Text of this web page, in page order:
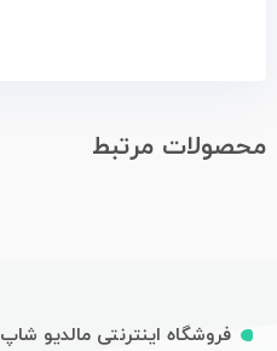
محصولات مرتبط
فروشگاه اینترنتی مالدیو شاپ